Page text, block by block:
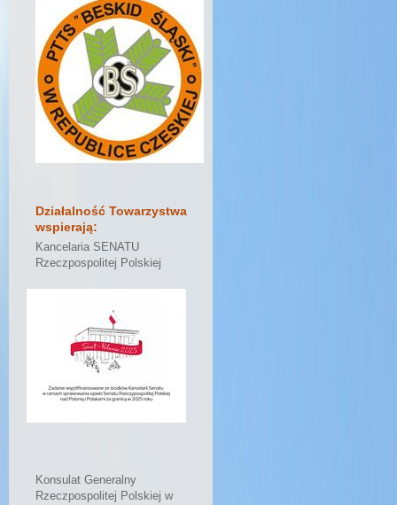
Działalność Towarzystwa
wspierają:
Kancelaria SENATU
Rzeczpospolitej Polskiej
Konsulat Generalny
Rzeczpospolitej Polskiej w